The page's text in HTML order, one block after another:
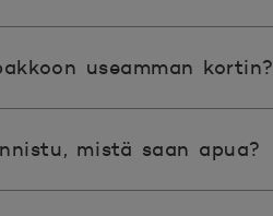
useamman kortin?
mistä saan apua?